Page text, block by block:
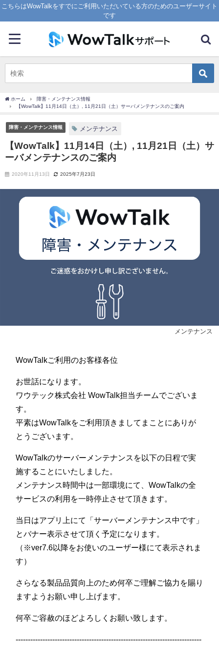
こちらはWowTalkをすでにご利用いただいている方のためのユーザーサイト
です
ホーム
障害・メンテナンス情報
【WowTalk】11月14日（土）, 11月21日（土）サーバメンテナンスのご案内
障害・メンテナンス情報 メンテナンス
【WowTalk】11月14日（土）, 11月21日（土）サ
ーバメンテナンスのご案内
2020年11月13日 2025年7月23日
メンテナンス
WowTalkご利用のお客様各位
お世話になります。
ワウテック株式会社 WowTalk担当チームでございま
す。
平素はWowTalkをご利用頂きましてまことにありが
とうございます。
WowTalkのサーバーメンテナンスを以下の日程で実
施することにいたしました。
メンテナンス時間中は一部環境にて、WowTalkの全
サービスの利用を一時停止させて頂きます。
当日はアプリ上にて「サーバーメンテナンス中です」
とバナー表示させて頂く予定になります。
（※ver7.6以降をお使いのユーザー様にて表示されま
す）
さらなる製品品質向上のため何卒ご理解ご協力を賜り
ますようお願い申し上げます。
何卒ご容赦のほどよろしくお願い致します。
----------------------------------------------------------------------------